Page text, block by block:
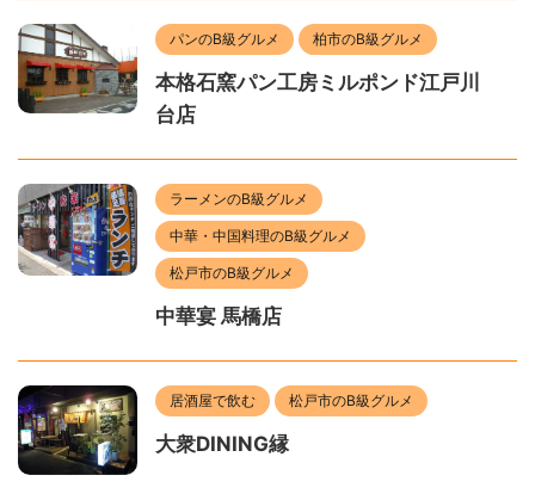
パンのB級グルメ 柏市のB級グルメ
本格石窯パン工房ミルポンド江戸川
台店
ラーメンのB級グルメ
中華・中国料理のB級グルメ
松戸市のB級グルメ
中華宴 馬橋店
居酒屋で飲む 松戸市のB級グルメ
大衆DINING縁